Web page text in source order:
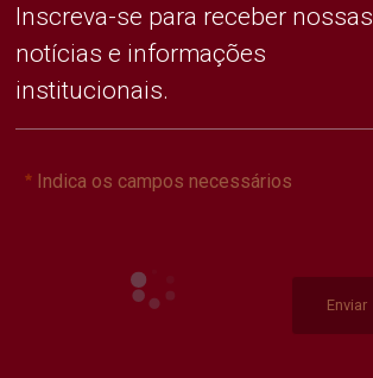
Inscreva-se para receber nossas
notícias e informações
institucionais.
Indica os campos necessários
Enviar